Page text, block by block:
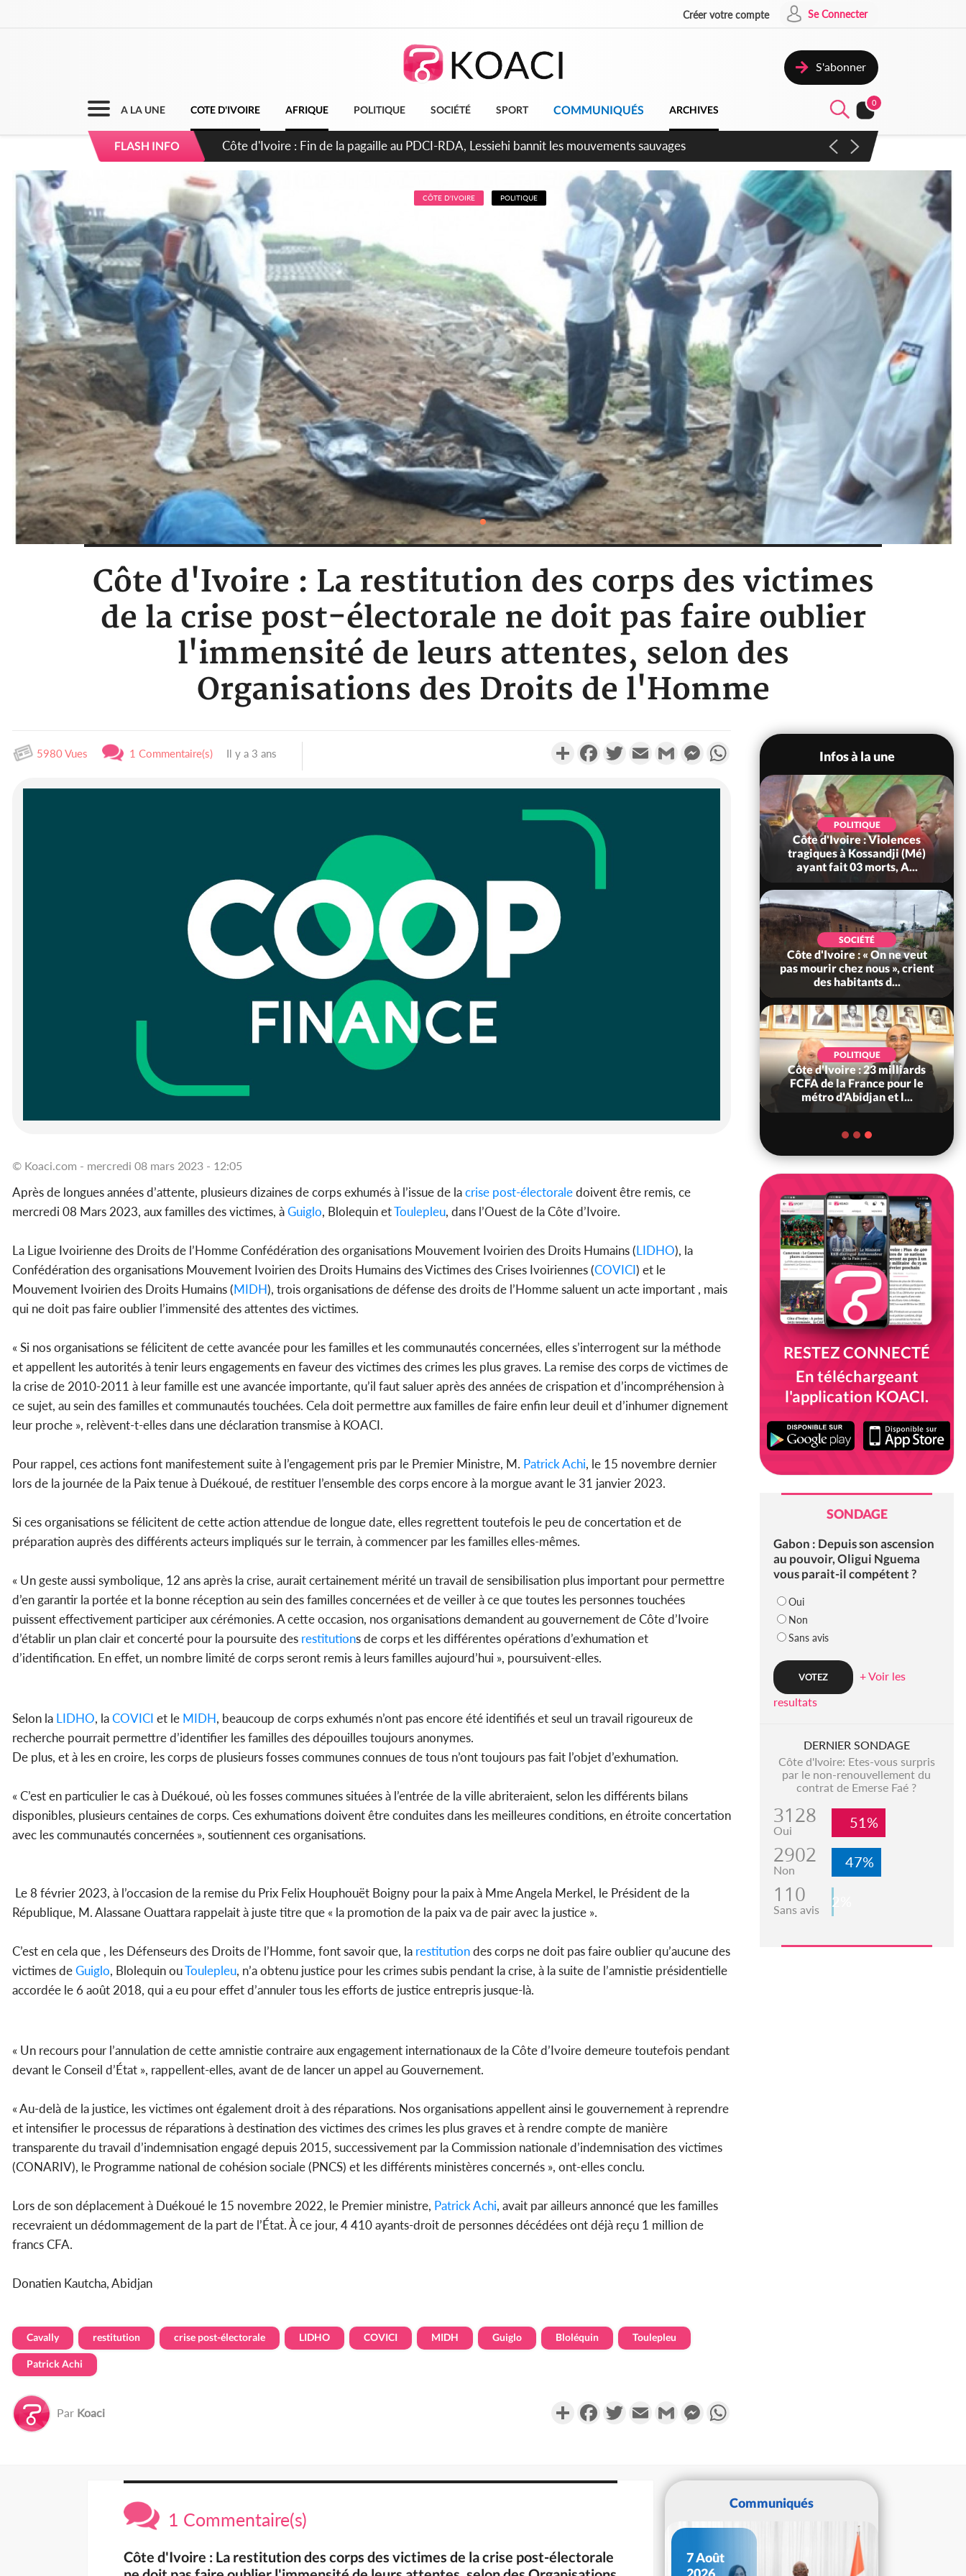
Créer votre compte Se Connecter
S'abonner
A LA UNE COTE D'IVOIRE AFRIQUE POLITIQUE SOCIÉTÉ SPORT COMMUNIQUÉS ARCHIVES
0
FLASH INFO Côte d'Ivoire : Ouattara promet des sanctions contre les déguerpissements illégaux
CÔTE D'IVOIRE POLITIQUE
Côte d'Ivoire : La restitution des corps des victimes
de la crise post-électorale ne doit pas faire oublier
l'immensité de leurs attentes, selon des
Organisations des Droits de l'Homme
5980 Vues 1 Commentaire(s) Il y a 3 ans PartagerFacebookTwitterEmail Gmail MessengerWhatsApp
© Koaci.com - mercredi 08 mars 2023 - 12:05
Après de longues années d’attente, plusieurs dizaines de corps exhumés à l’issue de lacrise post-électoraledoivent être remis, ce
mercredi 08 Mars 2023, aux familles des victimes, àGuiglo, Blolequin etToulepleu, dans l’Ouest de la Côte d’Ivoire.
La Ligue Ivoirienne des Droits de l’Homme Confédération des organisations Mouvement Ivoirien des Droits Humains (LIDHO), la
Confédération des organisations Mouvement Ivoirien des Droits Humains des Victimes des Crises Ivoiriennes (COVICI) et le
Mouvement Ivoirien des Droits Humains (MIDH), trois organisations de défense des droits de l’Homme saluent un acte important , mais
qui ne doit pas faire oublier l’immensité des attentes des victimes.
« Si nos organisations se félicitent de cette avancée pour les familles et les communautés concernées, elles s’interrogent sur la méthode
et appellent les autorités à tenir leurs engagements en faveur des victimes des crimes les plus graves. La remise des corps de victimes de
la crise de 2010-2011 à leur famille est une avancée importante, qu’il faut saluer après des années de crispation et d’incompréhension à
ce sujet, au sein des familles et communautés touchées. Cela doit permettre aux familles de faire enfin leur deuil et d’inhumer dignement
leur proche », relèvent-t-elles dans une déclaration transmise à KOACI.
Pour rappel, ces actions font manifestement suite à l’engagement pris par le Premier Ministre, M. Patrick Achi, le 15 novembre dernier
lors de la journée de la Paix tenue à Duékoué, de restituer l’ensemble des corps encore à la morgue avant le 31 janvier 2023.
Si ces organisations se félicitent de cette action attendue de longue date, elles regrettent toutefois le peu de concertation et de
préparation auprès des différents acteurs impliqués sur le terrain, à commencer par les familles elles-mêmes.
« Un geste aussi symbolique, 12 ans après la crise, aurait certainement mérité un travail de sensibilisation plus important pour permettre
d’en garantir la portée et la bonne réception au sein des familles concernées et de veiller à ce que toutes les personnes touchées
puissent effectivement participer aux cérémonies. A cette occasion, nos organisations demandent au gouvernement de Côte d’Ivoire
d’établir un plan clair et concerté pour la poursuite des restitutions de corps et les différentes opérations d’exhumation et
d’identification. En effet, un nombre limité de corps seront remis à leurs familles aujourd’hui », poursuivent-elles.
Selon la LIDHO, laCOVICI et le MIDH, beaucoup de corps exhumés n’ont pas encore été identifiés et seul un travail rigoureux de
recherche pourrait permettre d’identifier les familles des dépouilles toujours anonymes.
De plus, et à les en croire, les corps de plusieurs fosses communes connues de tous n’ont toujours pas fait l’objet d’exhumation.
« C’est en particulier le cas à Duékoué, où les fosses communes situées à l’entrée de la ville abriteraient, selon les différents bilans
disponibles, plusieurs centaines de corps. Ces exhumations doivent être conduites dans les meilleures conditions, en étroite concertation
avec les communautés concernées », soutiennent ces organisations.
Le 8 février 2023, à l’occasion de la remise du Prix Felix Houphouët Boigny pour la paix à Mme Angela Merkel, le Président de la
République, M. Alassane Ouattara rappelait à juste titre que « la promotion de la paix va de pair avec la justice ».
C’est en cela que , les Défenseurs des Droits de l’Homme, font savoir que, la restitutiondes corps ne doit pas faire oublier qu’aucune des
victimes deGuiglo, Blolequin ouToulepleu, n’a obtenu justice pour les crimes subis pendant la crise, à la suite de l’amnistie présidentielle
accordée le 6 août 2018, qui a eu pour effet d’annuler tous les efforts de justice entrepris jusque-là.
« Un recours pour l’annulation de cette amnistie contraire aux engagement internationaux de la Côte d’Ivoire demeure toutefois pendant
devant le Conseil d’État », rappellent-elles, avant de de lancer un appel au Gouvernement.
« Au-delà de la justice, les victimes ont également droit à des réparations. Nos organisations appellent ainsi le gouvernement à reprendre
et intensifier le processus de réparations à destination des victimes des crimes les plus graves et à rendre compte de manière
transparente du travail d’indemnisation engagé depuis 2015, successivement par la Commission nationale d’indemnisation des victimes
(CONARIV), le Programme national de cohésion sociale (PNCS) et les différents ministères concernés », ont-elles conclu.
Lors de son déplacement à Duékoué le 15 novembre 2022, le Premier ministre, Patrick Achi, avait par ailleurs annoncé que les familles
recevraient un dédommagement de la part de l’État. À ce jour, 4 410 ayants-droit de personnes décédées ont déjà reçu 1 million de
francs CFA.
Donatien Kautcha, Abidjan
Cavally restitution crise post-électorale LIDHO COVICI MIDH Guiglo Bloléquin Toulepleu
Patrick Achi
Par Koaci PartagerFacebookTwitterEmail Gmail Messenger
Infos à la une
SOCIÉTÉ
Côte d'Ivoire : Ouattara
promet des sanctions contre
les déguerpissements i...
POLITIQUE
Côte d'Ivoire : Fête nationale,
Alassane Ouattara accorde
la grâce à 4 661...
POLITIQUE
Côte d'Ivoire : 66è
anniversaire de
l'indépendance, Alassane
Ouattara prome...
RESTEZ CONNECTÉ
En téléchargeant
l'application KOACI.
SONDAGE
Gabon : Depuis son ascension
au pouvoir, Oligui Nguema
vous parait-il compétent ?
Oui
Non
Sans avis
+ Voir les
resultats
DERNIER SONDAGE
Côte d'Ivoire: Etes-vous surpris
par le non-renouvellement du
contrat de Emerse Faé ?
3128
Oui 51%
2902
Non 47%
110
Sans avis 2%
1 Commentaire(s)
Côte d'Ivoire : La restitution des corps des victimes de la crise post-électorale
Communiqués
7 Août